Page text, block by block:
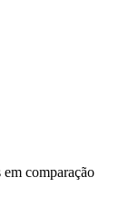
comparação